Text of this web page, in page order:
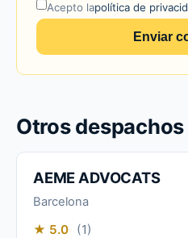
Acepto lapolítica de
Enviar
Otros
AEME ADVOCATS
Barcelona
★ 5.0 (1)